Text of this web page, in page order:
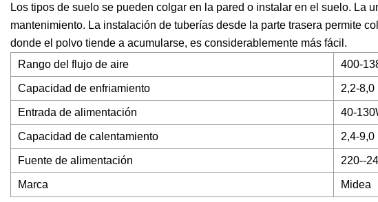
Los tipos de suelo se pueden colgar en la pared o instalar en el suelo. La
mantenimiento. La instalación de tuberías desde la parte trasera permite
donde el polvo tiende a acumularse, es considerablemente más fácil.
Rango del flujo de aire
400-
Capacidad de enfriamiento 2,2-8,0
Entrada de alimentación 40-
Capacidad de calentamiento 2,4-9,0
Fuente de alimentación 220--
Marca Midea